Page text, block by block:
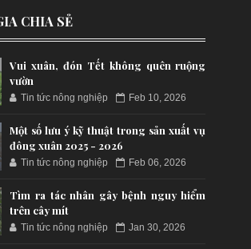
CHIA SẺ
Vui xuân, đón Tết không quên ruộng
vườn
Tin tức nông nghiệp Feb 10, 2026
Một số lưu ý kỹ thuật trong sản xuất vụ
đông xuân 2025 - 2026
Tin tức nông nghiệp Feb 06, 2026
Tìm ra tác nhân gây bệnh nguy hiểm
trên cây mít
Tin tức nông nghiệp Jan 30, 2026